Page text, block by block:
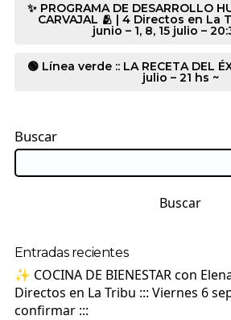
✨ PROGRAMA DE DESARROLLO
CARVAJAL 🫂 | 4 Directos en La
junio – 1, 8, 15 julio –
🟢 Línea verde :: LA RECETA DEL
julio – 21 hs ~
Buscar
Buscar
Entradas recientes
✨ COCINA DE BIENESTAR con
Directos en La Tribu ::: Viernes 6
confirmar :::